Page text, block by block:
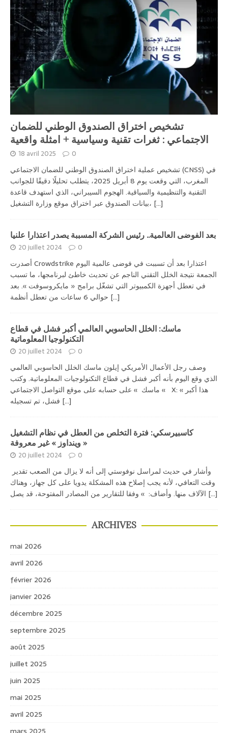
تشخيص اختراق الصندوق الوطني للضمان
الاجتماعي : ثغرات تقنية وسياسية + امثلة واقعية
18 avril 2025 0
تشخيص عملية اختراق الصندوق الوطني للضمان الاجتماعي (CNSS) في
المغرب، التي وقعت يوم 8 أبريل 2025، يتطلب تحليلًا دقيقًا للجوانب
التقنية والتنظيمية والسياقية. الهجوم السيبراني، الذي استهدف قاعدة
بيانات الصندوق عبر اختراق موقع وزارة التشغيل، [...]
بعد الفوضى العالمية.. رئيس الشركة المسببة يصدر اعتذارا علنيا
20 juillet 2024 0
أصدرت Crowdstrike اعتذارا بعد أن تسببت في فوضى عالمية اليوم
الجمعة نتيجة الخلل التقني الناجم عن تحديث خاطئ لبرنامجها، ما تسبب
في تعطل أجهزة الكمبيوتر التي تشغّل برامج « مايكروسوفت ». بعد
[...]
ماسك: الخلل الحاسوبي العالمي أكبر فشل في قطاع
التكنولوجيا المعلوماتية
20 juillet 2024 0
وصف رجل الأعمال الأمريكي إيلون ماسك الخلل الحاسوبي العالمي
الذي وقع اليوم بأنه أكبر فشل في قطاع التكنولوجيات المعلوماتية. وكتب
» ماسك » على حسابه على موقع التواصل الاجتماعي X: « هذا أكبر
[...]
كاسبيرسكي: فترة التخلص من العطل في نظام التشغيل
« وينداوز » غير معروفة
20 juillet 2024 0
وقت التعافي، لأنه يجب إصلاح هذه المشكلة يدويا على كل جهاز، وهناك
[...]
ARCHIVES
mai 2026
avril 2026
février 2026
janvier 2026
décembre 2025
septembre 2025
août 2025
juillet 2025
juin 2025
mai 2025
avril 2025